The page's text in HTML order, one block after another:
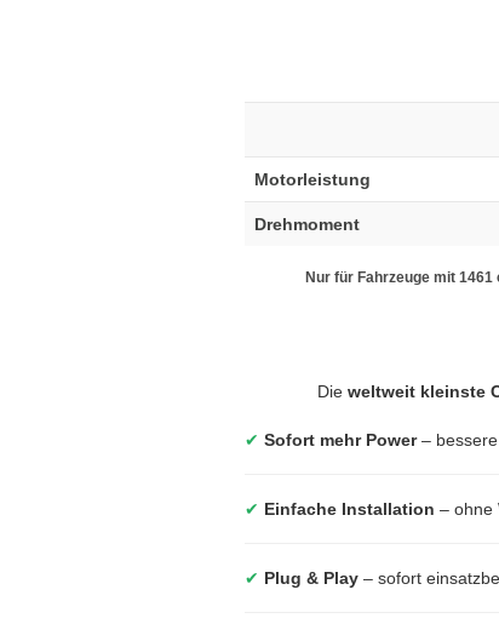
Motorleistung
Drehmoment
Nur für Fahrzeuge mit 1461
Die weltweit kleinste
✔ Sofort mehr Power– bessere
✔ Einfache Installation – ohne
✔ Plug & Play – sofort